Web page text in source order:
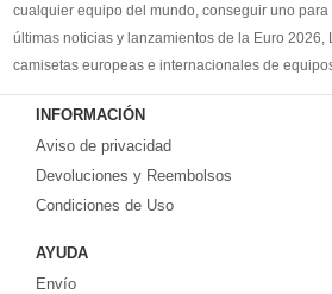
cualquier equipo del mundo, conseguir uno
últimas noticias y lanzamientos de la Euro 2026,
camisetas europeas e internacionales de
Comprecamisetas de futbol baratasen la
Europa. ¡Grandes ofertas en todas las camisetas
europeos e internacionales, todo a los precios
Compre nuestra gran selección de
equipaciones, camisetas y un portero a partir de
INFORMACIÓN
Aviso de privacidad
Devoluciones y Reembolsos
Condiciones de Uso
AYUDA
Envío